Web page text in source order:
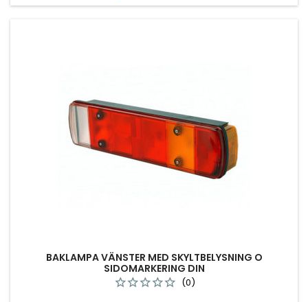
BAKLAMPA VÄNSTER MED SKYLTBELYSNING O
SIDOMARKERING DIN
(0)